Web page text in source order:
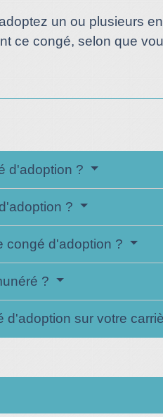
un ou plusieurs
ce congé, selon que
d'adoption ?
?
congé d'adoption ?
?
d'adoption sur votre